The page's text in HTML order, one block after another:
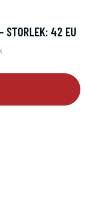
STORLEK: 42 EU